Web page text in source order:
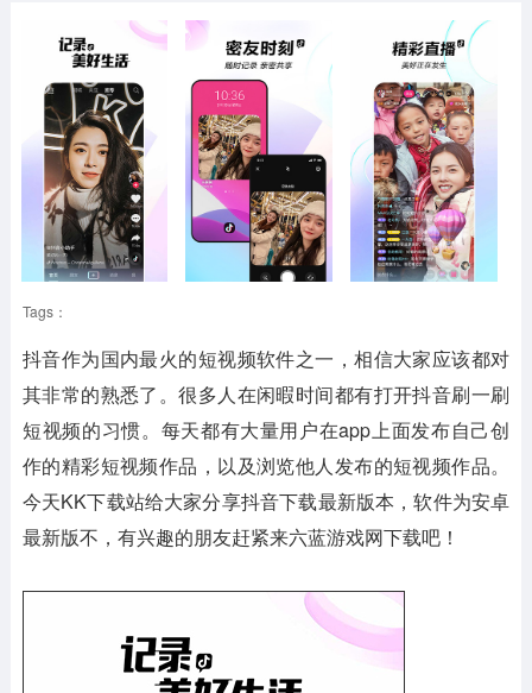
Tags：
抖音作为国内最火的短视频软件之一，相信大家应该都对
其非常的熟悉了。很多人在闲暇时间都有打开抖音刷一刷
短视频的习惯。每天都有大量用户在app上面发布自己创
作的精彩短视频作品，以及浏览他人发布的短视频作品。
今天KK下载站给大家分享抖音下载最新版本，软件为安卓
最新版不，有兴趣的朋友赶紧来六蓝游戏网下载吧！